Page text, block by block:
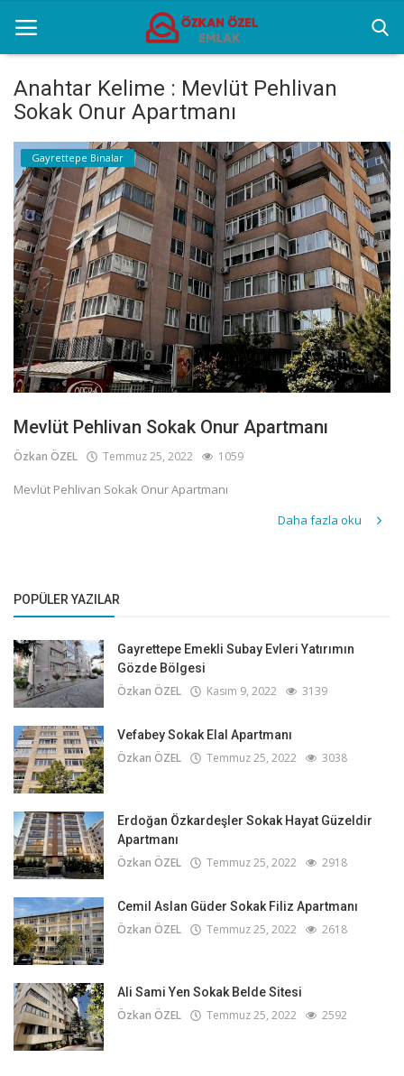
Gayrettepe Binalar
Sektörel Bilgiler
Galeri
İletişim
Türkçe
Anahtar Kelime : Mevlüt Pehlivan
Sokak Onur Apartmanı
Gayrettepe Binalar
Mevlüt Pehlivan Sokak Onur Apartmanı
Özkan ÖZEL Temmuz 25, 2022 1059
Mevlüt Pehlivan Sokak Onur Apartmanı
Daha fazla oku
POPÜLER YAZILAR
Gayrettepe Emekli Subay Evleri Yatırımın
Gözde Bölgesi
Özkan ÖZEL Kasım 9, 2022 3139
Vefabey Sokak Elal Apartmanı
Özkan ÖZEL Temmuz 25, 2022 3038
Erdoğan Özkardeşler Sokak Hayat Güzeldir
Apartmanı
Özkan ÖZEL Temmuz 25, 2022 2918
Cemil Aslan Güder Sokak Filiz Apartmanı
Özkan ÖZEL Temmuz 25, 2022 2618
Ali Sami Yen Sokak Belde Sitesi
Özkan ÖZEL Temmuz 25, 2022 2592